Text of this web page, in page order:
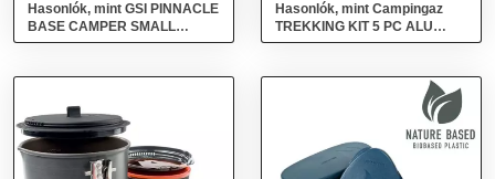
Hasonlók, mint GSI PINNACLE
BASE CAMPER SMALL
Edénykészlet
méret
Hasonlók, mint Campingaz
TREKKING KIT 5 PC ALU
Kemping edénykészlet, ezüst,